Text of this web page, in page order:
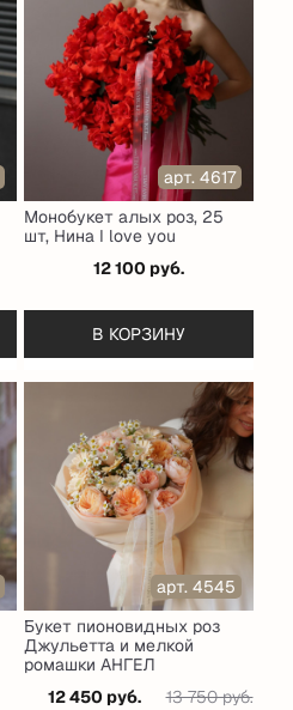
арт. 4617
Монобукет алых роз, 25
шт, Нина I love you
12 100 руб.
В КОРЗИНУ
арт. 4545
Букет пионовидных роз
Джульетта и мелкой
ромашки АНГЕЛ
12 450 руб.
13 750 руб.